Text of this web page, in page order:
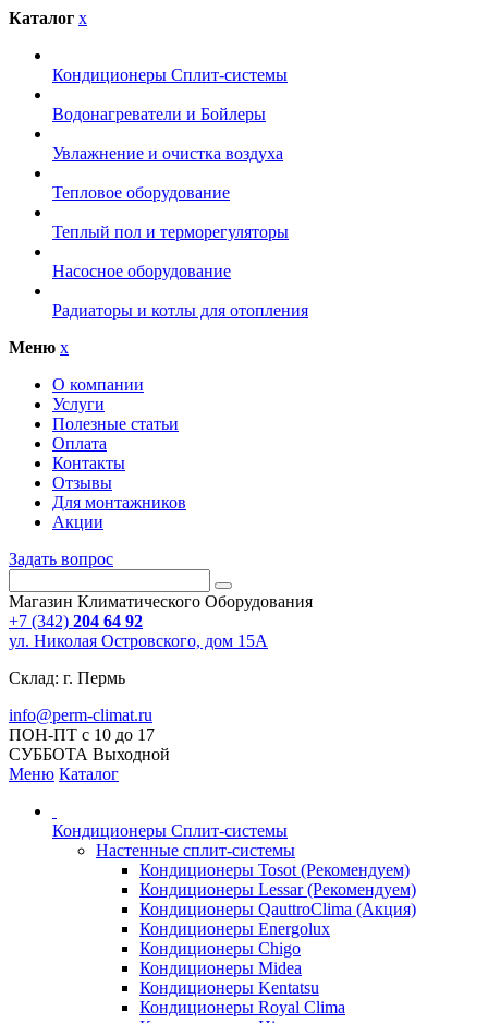
Каталог x
Кондиционеры Сплит-системы
Водонагреватели и Бойлеры
Увлажнение и очистка воздуха
Тепловое оборудование
Теплый пол и терморегуляторы
Насосное оборудование
Радиаторы и котлы для отопления
Меню x
О компании
Услуги
Полезные статьи
Оплата
Контакты
Отзывы
Для монтажников
Акции
Задать вопрос
Магазин Климатического Оборудования
+7 (342) 204 64 92
ул. Николая Островского, дом 15А
Склад: г. Пермь
info@perm-climat.ru
ПОН-ПТ с 10 до 17
СУББОТА Выходной
Меню Каталог
Кондиционеры Сплит-системы
Настенные сплит-системы
Кондиционеры Tosot (Рекомендуем)
Кондиционеры Lessar (Рекомендуем)
Кондиционеры QauttroClima (Акция)
Кондиционеры Energolux
Кондиционеры Chigo
Кондиционеры Midea
Кондиционеры Kentatsu
Кондиционеры Royal Clima